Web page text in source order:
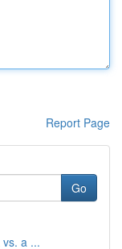
Report Page
Go
a ...